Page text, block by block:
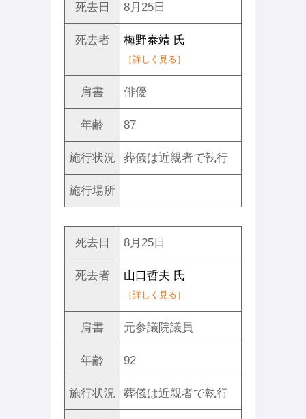
死去日 8月25日
死去者 梅野泰靖 氏
［詳しく見る］
肩書 俳優
年齢 87
施行状況 葬儀は近親者で執行
施行場所
死去日 8月25日
死去者 山口哲夫 氏
［詳しく見る］
肩書 元参議院議員
年齢 92
施行状況 葬儀は近親者で執行